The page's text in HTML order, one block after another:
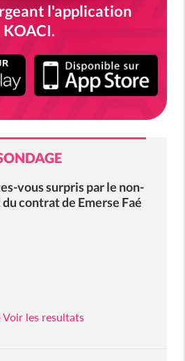
l'application
KOACI.
vous surpris par le non-
contrat de Emerse Faé
Voir les resultats